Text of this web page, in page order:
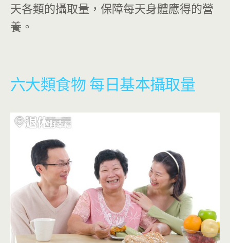
天各類的攝取量，保障每天身體應得的營
養。
六大類食物 每日基本攝取量